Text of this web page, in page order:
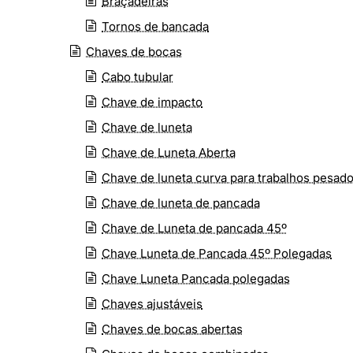
Tornos de bancada
Chaves de bocas
Cabo tubular
Chave de impacto
Chave de luneta
Chave de Luneta Aberta
Chave de luneta curva para trabalhos
Chave de luneta de pancada
Chave de Luneta de pancada 45º
Chave Luneta de Pancada 45º Polegadas
Chave Luneta Pancada polegadas
Chaves ajustáveis
Chaves de bocas abertas